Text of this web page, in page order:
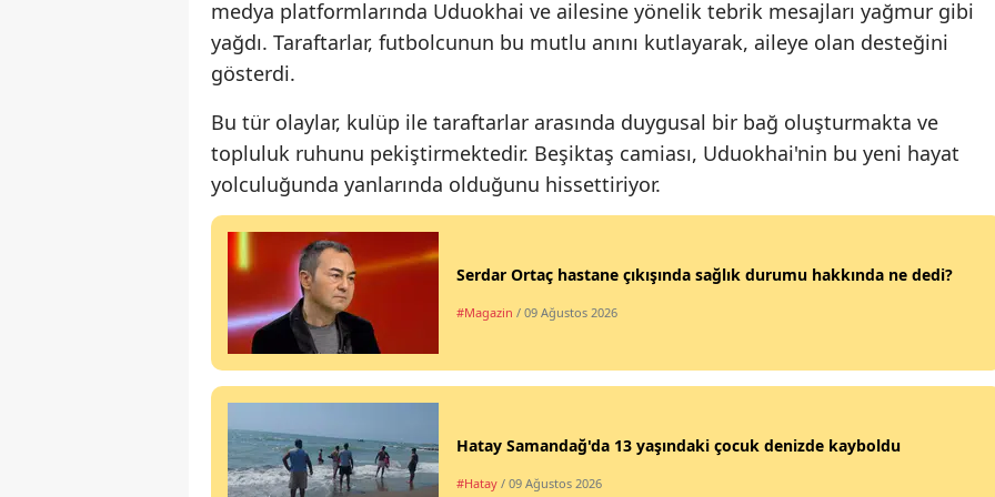
Malatya
Kahramanmaraş
Muğla
Nevşehir
Rize
medya platformlarında Uduokhai ve ailesine yönelik tebrik mesajları yağmur gibi
yağdı. Taraftarlar, futbolcunun bu mutlu anını kutlayarak, aileye olan desteğini
gösterdi.
Bu tür olaylar, kulüp ile taraftarlar arasında duygusal bir bağ oluşturmakta ve
topluluk ruhunu pekiştirmektedir. Beşiktaş camiası, Uduokhai'nin bu yeni hayat
yolculuğunda yanlarında olduğunu hissettiriyor.
Serdar Ortaç hastane çıkışında sağlık durumu hakkında ne dedi?
#Magazin / 09 Ağustos 2026
Hatay Samandağ'da 13 yaşındaki çocuk denizde kayboldu
#Hatay / 09 Ağustos 2026